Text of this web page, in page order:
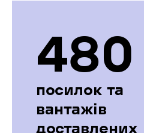
посилок та
вантажів
доставлених